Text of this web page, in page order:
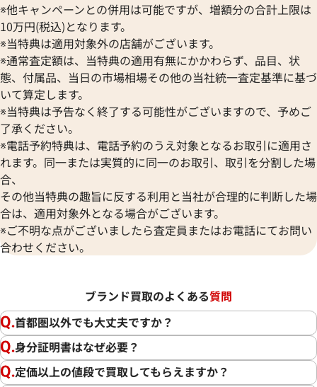
※他キャンペーンとの併用は可能ですが、増額分の合計上限は
10万円(税込)となります。
※当特典は適用対象外の店舗がございます。
※通常査定額は、当特典の適用有無にかかわらず、品目、状
態、付属品、当日の市場相場その他の当社統一査定基準に基づ
いて算定します。
※当特典は予告なく終了する可能性がございますので、予めご
了承ください。
※電話予約特典は、電話予約のうえ対象となるお取引に適用さ
れます。同一または実質的に同一のお取引、取引を分割した場
合、
その他当特典の趣旨に反する利用と当社が合理的に判断した場
合は、適用対象外となる場合がございます。
※ご不明な点がございましたら査定員またはお電話にてお問い
合わせください。
ブランド買取のよくある質問
首都圏以外でも大丈夫ですか？
身分証明書はなぜ必要？
定価以上の値段で買取してもらえますか？